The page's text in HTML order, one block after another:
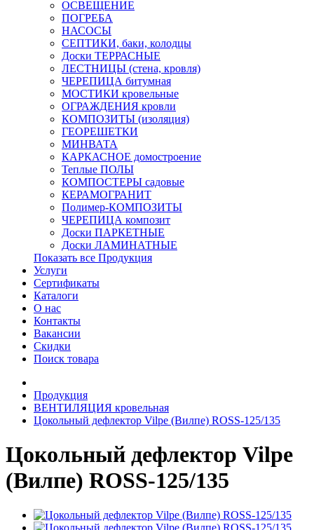
ОСВЕЩЕНИЕ
ПОГРЕБА
НАСОСЫ
СЕПТИКИ, баки, колодцы
Доски ТЕРРАСНЫЕ
ЛЕСТНИЦЫ (стена, кровля)
ЧЕРЕПИЦА битумная
МОСТИКИ кровельные
ОГРАЖДЕНИЯ кровли
КОМПОЗИТЫ (изоляция)
ГЕОРЕШЕТКИ
МИНВАТА
КАРКАСНОЕ домостроение
Теплые ПОЛЫ
КОМПОСТЕРЫ садовые
КЕРАМОГРАНИТ
Полимер-КОМПОЗИТЫ
ЧЕРЕПИЦА композит
Доски ПАРКЕТНЫЕ
Доски ЛАМИНАТНЫЕ
Показать все Продукция
Услуги
Сертификаты
Каталоги
О нас
Контакты
Вакансии
Скидки
Поиск товара
Продукция
ВЕНТИЛЯЦИЯ кровельная
Цокольный дефлектор Vilpe (Вилпе) ROSS-125/135
Цокольный дефлектор Vilpe
(Вилпе) ROSS-125/135